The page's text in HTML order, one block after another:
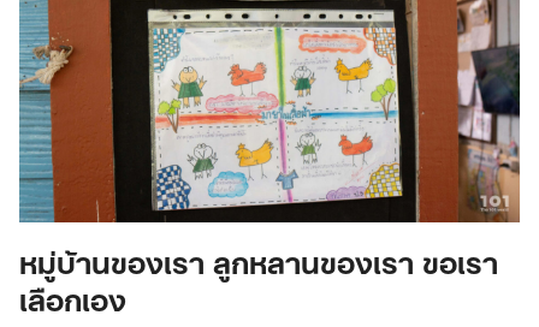
หมู่บ้านของเรา ลูกหลานของเรา ขอเรา
เลือกเอง